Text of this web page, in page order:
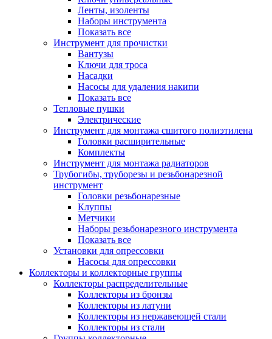
Ленты, изоленты
Наборы инструмента
Показать все
Инструмент для прочистки
Вантузы
Ключи для троса
Насадки
Насосы для удаления накипи
Показать все
Тепловые пушки
Электрические
Инструмент для монтажа сшитого полиэтилена
Головки расширительные
Комплекты
Инструмент для монтажа радиаторов
Трубогибы, труборезы и резьбонарезной
инструмент
Головки резьбонарезные
Клуппы
Метчики
Наборы резьбонарезного инструмента
Показать все
Установки для опрессовки
Насосы для опрессовки
Коллекторы и коллекторные группы
Коллекторы распределительные
Коллекторы из бронзы
Коллекторы из латуни
Коллекторы из нержавеющей стали
Коллекторы из стали